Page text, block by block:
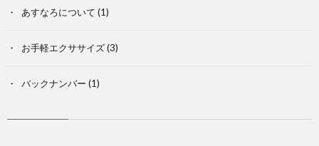
あすなろについて (1)
お手軽エクササイズ(3)
バックナンバー (1)